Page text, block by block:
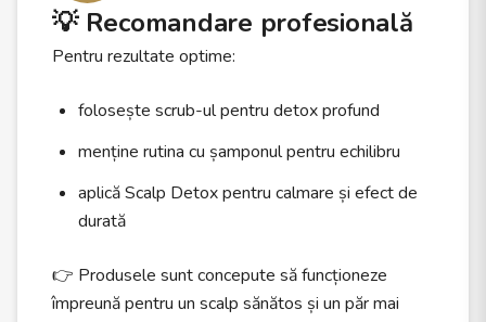
💡 Recomandare profesională
Pentru rezultate optime:
folosește scrub-ul pentru detox profund
menține rutina cu șamponul pentru echilibru
aplică Scalp Detox pentru calmare și efect de
durată
👉 Produsele sunt concepute să funcționeze
împreună pentru un scalp sănătos și un păr mai